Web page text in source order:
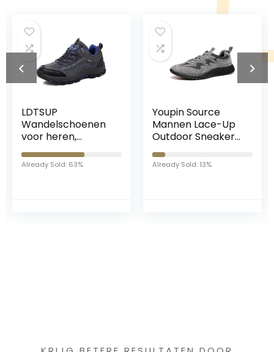
LDTSUP
Wandelschoenen
voor heren,
antislip,
trekkingschoenen
voor dames, lichte
Already Sold: 63%
Youpin Source
Mannen Lace-Up
Outdoor Sneakers
Lage Top Sport
Casual Schoenen
Comfortabele
Already Sold: 13%